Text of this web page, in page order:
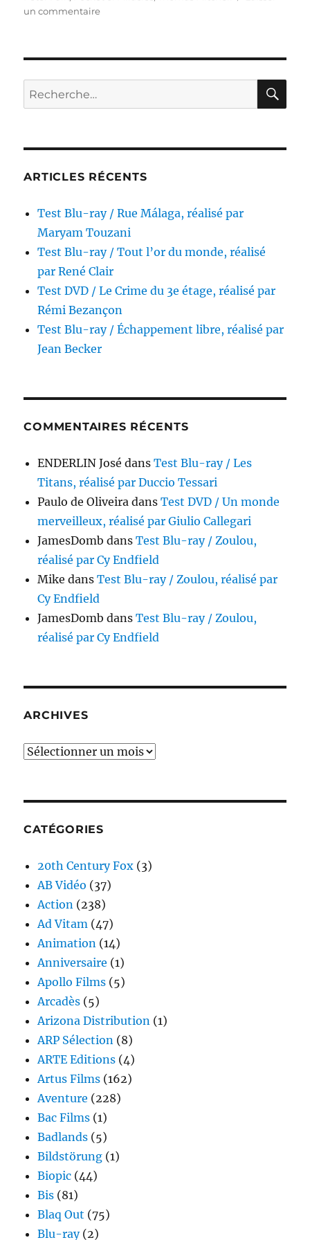
un commentairesur
Milliardaire
un
Frank
Capra
Recherche
pour :
ARTICLES RÉCENTS
Test Blu-ray / Rue Málaga, réalisé par
Maryam Touzani
Test Blu-ray / Tout l’or du monde, réalisé
par René Clair
Test DVD / Le Crime du 3e étage, réalisé par
Rémi Bezançon
Test Blu-ray / Échappement libre, réalisé par
Jean Becker
COMMENTAIRES RÉCENTS
ENDERLIN José dansTest Blu-ray / Les
Titans, réalisé par Duccio Tessari
Paulo de Oliveira dansTest DVD / Un monde
merveilleux, réalisé par Giulio Callegari
JamesDomb dansTest Blu-ray / Zoulou,
réalisé par Cy Endfield
Mike dansTest Blu-ray / Zoulou, réalisé par
Cy Endfield
JamesDomb dansTest Blu-ray / Zoulou,
réalisé par Cy Endfield
ARCHIVES
Archives
CATÉGORIES
20th Century Fox (3)
AB Vidéo (37)
Action (238)
Ad Vitam (47)
Animation (14)
Anniversaire (1)
Apollo Films (5)
Arcadès (5)
Arizona Distribution (1)
ARP Sélection (8)
ARTE Editions (4)
Artus Films (162)
Aventure (228)
Bac Films (1)
Badlands (5)
Bildstörung (1)
Biopic (44)
Bis (81)
Blaq Out (75)
Blu-ray(2)